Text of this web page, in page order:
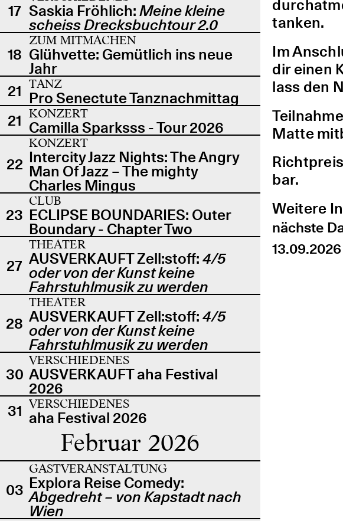
17 Saskia Fröhlich: Meine kleine
scheiss Drecksbuchtour 2.0
18
ZUM MITMACHEN
Glühvette: Gemütlich ins neue
Jahr
21 TANZ
Pro Senectute Tanznachmittag
21 KONZERT
Camilla Sparksss - Tour 2026
22
KONZERT
Intercity Jazz Nights: The Angry
Man Of Jazz – The mighty
Charles Mingus
23
CLUB
ECLIPSE BOUNDARIES: Outer
Boundary - Chapter Two
27
THEATER
AUSVERKAUFT Zell:stoff: 4/5
oder von der Kunst keine
Fahrstuhlmusik zu werden
28
THEATER
AUSVERKAUFT Zell:stoff: 4/5
oder von der Kunst keine
Fahrstuhlmusik zu werden
30
VERSCHIEDENES
AUSVERKAUFT aha Festival
2026
31 VERSCHIEDENES
aha Festival 2026
Februar 2026
03
GASTVERANSTALTUNG
Explora Reise Comedy:
Abgedreht – von Kapstadt nach
Wien
tanken.
Im
dir einen
lass den
Matte
bar.
Weitere
nächste
13.09.2026